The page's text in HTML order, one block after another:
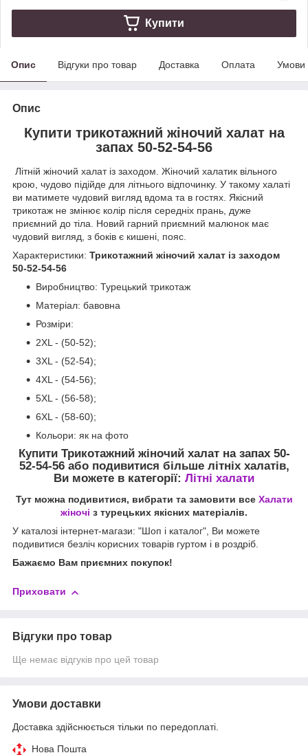
Купити
Опис Відгуки про товар Доставка Оплата Умови
Опис
Купити трикотажний жіночий халат на
запах 50-52-54-56
Літній жіночий халат із заходом. Жіночий халатик вільного
крою, чудово підійде для літнього відпочинку. У такому халаті
ви матимете чудовий вигляд вдома та в гостях. Якісний
трикотаж не змінює колір після середніх прань, дуже
приємний до тіла. Новий гарний приємний малюнок має
чудовий вигляд, з боків є кишені, пояс.
Характеристики: Трикотажний жіночий халат із заходом
50-52-54-56
Виробництво: Турецький трикотаж
Матеріал: бавовна
Розміри:
2XL - (50-52);
3XL - (52-54);
4XL - (54-56);
5XL - (56-58);
6XL - (58-60);
Кольори: як на фото
Купити Трикотажний жіночий халат на запах 50-
52-54-56 або подивитися більше літніх халатів,
Ви можете в категорії: Літні халати
Тут можна подивитися, вибрати та замовити все Халати
жіночі з турецьких якісних матеріалів.
У каталозі інтернет-магази: "Шоп і каталог", Ви можете
подивитися безліч корисних товарів гуртом і в роздріб.
Бажаємо Вам приємних покупок!
Приховати
Відгуки про товар
Ще немає відгуків про цей товар
Умови доставки
Доставка здійснюється тільки по передоплаті.
Нова Пошта